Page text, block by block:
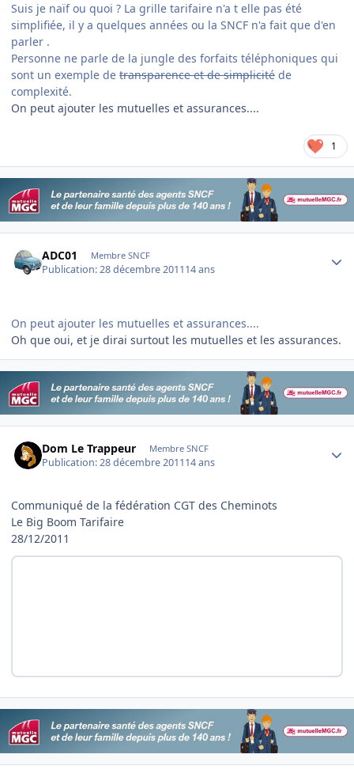
Suis je naïf ou quoi ? La grille tarifaire n'a t elle pas été
simplifiée, il y a quelques années ou la SNCF n'a fait que d'en
parler .
Personne ne parle de la jungle des forfaits téléphoniques qui
sont un exemple de transparence et de simplicité de
complexité.
On peut ajouter les mutuelles et assurances....
1
ADC01 Membre SNCF
Publication:28 décembre 201114 ans
On peut ajouter les mutuelles et assurances....
Oh que oui, et je dirai surtout les mutuelles et les assurances.
Dom Le Trappeur Membre SNCF
Publication:28 décembre 201114 ans
Communiqué de la fédération CGT des Cheminots
Le Big Boom Tarifaire
28/12/2011